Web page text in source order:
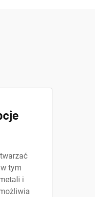
tym
i